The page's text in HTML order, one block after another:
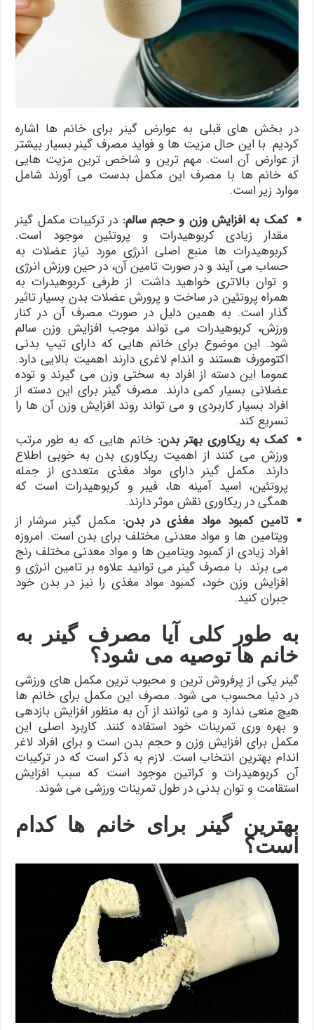
در بخش های قبلی به عوارض گینر برای خانم ها اشاره
کردیم. با این حال مزیت ها و فواید مصرف گینر بسیار بیشتر
از عوارض آن است. مهم ترین و شاخص ترین مزیت هایی
که خانم ها با مصرف این مکمل بدست می آورند شامل
موارد زیر است.
کمک به افزایش وزن و حجم سالم: در ترکیبات مکمل گینر
مقدار زیادی کربوهیدرات و پروتئین موجود است.
کربوهیدرات ها منبع اصلی انرژی مورد نیاز عضلات به
حساب می آیند و در صورت تامین آن، در حین ورزش انرژی
و توان بالاتری خواهید داشت. از طرفی کربوهیدرات به
همراه پروتئین در ساخت و پرورش عضلات بدن بسیار تاثیر
گذار است. به همین دلیل در صورت مصرف آن در کنار
ورزش، کربوهیدرات می تواند موجب افزایش وزن سالم
شود. این موضوع برای خانم هایی که دارای تیپ بدنی
اکتومورف هستند و اندام لاغری دارند اهمیت بالایی دارد.
عموما این دسته از افراد به سختی وزن می گیرند و توده
عضلانی بسیار کمی دارند. مصرف گینر برای این دسته از
افراد بسیار کاربردی و می تواند روند افزایش وزن آن ها را
تسریع کند.
کمک به ریکاوری بهتر بدن:خانم هایی که به طور مرتب
ورزش می کنند از اهمیت ریکاوری بدن به خوبی اطلاع
دارند. مکمل گینر دارای مواد مغذی متعددی از جمله
پروتئین، اسید آمینه ها، فیبر و کربوهیدرات است که
همگی در ریکاوری نقش موثر دارند.
تامین کمبود مواد مغذی در بدن: مکمل گینر سرشار از
ویتامین ها و مواد معدنی مختلف برای بدن است. امروزه
افراد زیادی از کمبود ویتامین ها و مواد معدنی مختلف رنج
می برند. با مصرف گینر می توانید علاوه بر تامین انرژی و
افزایش وزن خود، کمبود مواد مغذی را نیز در بدن خود
جبران کنید.
به طور کلی آیا مصرف گینر به
خانم ها توصیه می شود؟
گینر یکی از پرفروش ترین و محبوب ترین مکمل های ورزشی
در دنیا محسوب می شود. مصرف این مکمل برای خانم ها
هیچ منعی ندارد و می توانند از آن به منظور افزایش بازدهی
و بهره وری تمرینات خود استفاده کنند. کاربرد اصلی این
مکمل برای افزایش وزن و حجم بدن است و برای افراد لاغر
اندام بهترین انتخاب است. لازم به ذکر است که در ترکیبات
آن کربوهیدرات و کراتین موجود است که سبب افزایش
استقامت و توان بدنی در طول تمرینات ورزشی می شوند.
بهترین گینر برای خانم ها کدام
است؟